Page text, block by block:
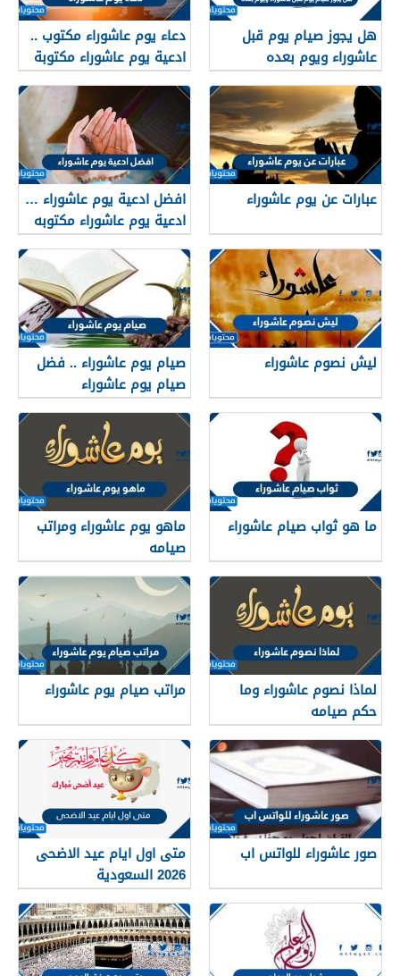
هل يجوز صيام يوم قبل
عاشوراء ويوم بعده
دعاء يوم عاشوراء مكتوب ..
ادعية يوم عاشوراء مكتوبة
عبارات عن يوم عاشوراء
افضل ادعية يوم عاشوراء …
ادعية يوم عاشوراء مكتوبه
ليش نصوم عاشوراء
صيام يوم عاشوراء .. فضل
صيام يوم عاشوراء
ما هو ثواب صيام عاشوراء
ماهو يوم عاشوراء ومراتب
صيامه
لماذا نصوم عاشوراء وما
حكم صيامه
مراتب صيام يوم عاشوراء
صور عاشوراء للواتس اب
متى اول ايام عيد الاضحى
2026 السعودية